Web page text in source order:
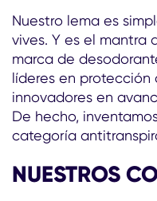
Nuestro lema es
vives. Y es el mantra
marca de
líderes en protección
innovadores en
De hecho,
categoría
NUESTROS